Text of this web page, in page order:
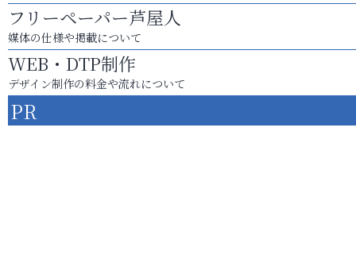
フリーペーパー芦屋人
媒体の仕様や掲載について
WEB・DTP制作
デザイン制作の料金や流れについて
PR